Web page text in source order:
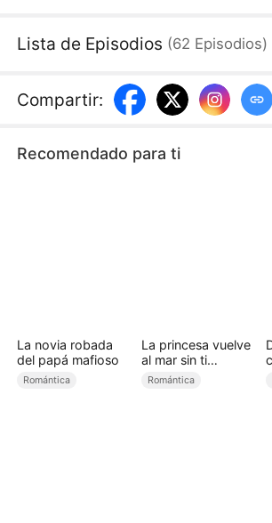
Rescata al hombre lobo Sergio,
Mientras conquista sus corazones,
Blanca prepara una trampa mortal
Lista de Episodios (62 Episodios)
Compartir:
Recomendado para ti
La novia robada
del papá mafioso
Romántica
La princesa vuelve
al mar sin ti
(Doblado)
Romántica